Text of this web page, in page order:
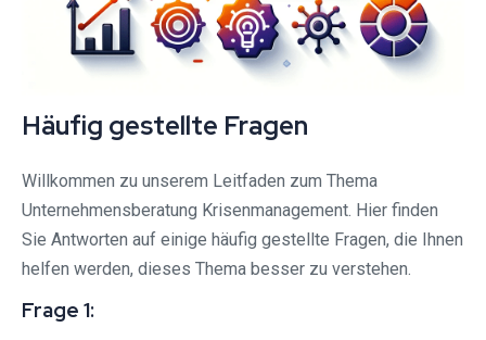
Häufig gestellte Fragen
Willkommen zu unserem Leitfaden zum Thema
Unternehmensberatung Krisenmanagement. Hier finden
Sie Antworten auf einige häufig gestellte Fragen, die Ihnen
helfen werden, dieses Thema besser zu verstehen.
Frage 1: